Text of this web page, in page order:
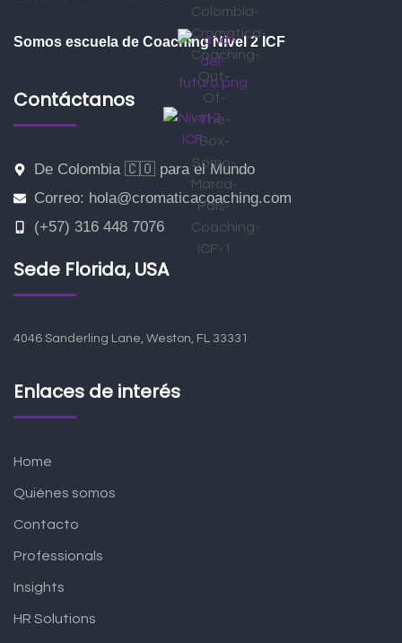
Somos escuela de Coaching Nivel 2 ICF
Contáctanos
De Colombia 🇨🇴 para el Mundo
Correo: hola@cromaticacoaching.com
(+57) 316 448 7076
Sede Florida, USA
4046 Sanderling Lane, Weston, FL 33331
Enlaces de interés
Home
Quiénes somos
Contacto
Professionals
Insights
HR Solutions